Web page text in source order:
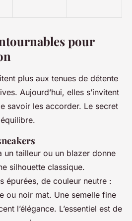
pour
plus aux tenues de détente
Aujourd’hui, elles s’invitent
savoir les accorder. Le secret
un tailleur ou un blazer donne
silhouette classique.
épurées, de couleur neutre :
ou noir mat. Une semelle fine
l’élégance. L’essentiel est de